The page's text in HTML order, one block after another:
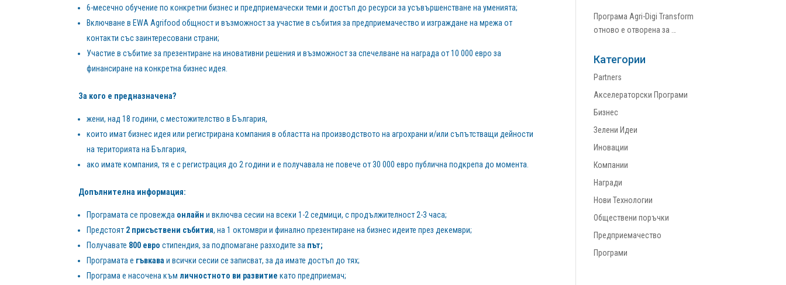
6-месечно обучение по конкретни бизнес и предприемачески теми и достъп до ресурси за усъвършенстване на уменията;
Включване в EWA Agrifood общност и възможност за участие в събития за предприемачество и изграждане на мрежа от
контакти със заинтересовани страни;
Участие в събитие за презентиране на иновативни решения и възможност за спечелване на награда от 10 000 евро за
финансиране на конкретна бизнес идея.
За кого е предназначена?
жени, над 18 години, с местожителство в България,
които имат бизнес идея или регистрирана компания в областта на производството на агрохрани и/или съпътстващи дейности
на територията на България,
ако имате компания, тя е с регистрация до 2 години и е получавала не повече от 30 000 евро публична подкрепа до момента.
Допълнителна информация:
Програмата се провежда онлайн и включва сесии на всеки 1-2 седмици, с продължителност 2-3 часа;
Предстоят 2 присъствени събития, на 1 октомври и финално презентиране на бизнес идеите през декември;
Получавате 800 евро стипендия, за подпомагане разходите за път;
Програмата е гъвкава и всички сесии се записват, за да имате достъп до тях;
Програма е насочена към личностното ви развитие като предприемач;
Програма Agri-Digi Transform
отново е отворена за …
Категории
Partners
Акселераторски Програми
Бизнес
Зелени Идеи
Иновации
Компании
Награди
Нови Технологии
Обществени поръчки
Предприемачество
Програми